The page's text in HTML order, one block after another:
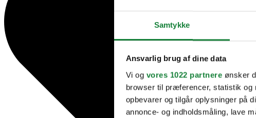
Samtykke
Ansvarlig brug af dine data
Vi og vores 1022 partnere ønsker
browser til præferencer, statistik og
opbevarer og tilgår oplysninger på
annonce- og indholdsmåling, lave